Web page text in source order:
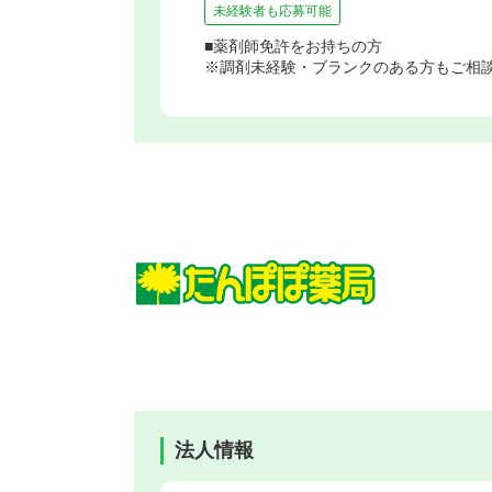
未経験者も応募可能
■薬剤師免許をお持ちの方
※調剤未経験・ブランクのある方もご相
法人情報